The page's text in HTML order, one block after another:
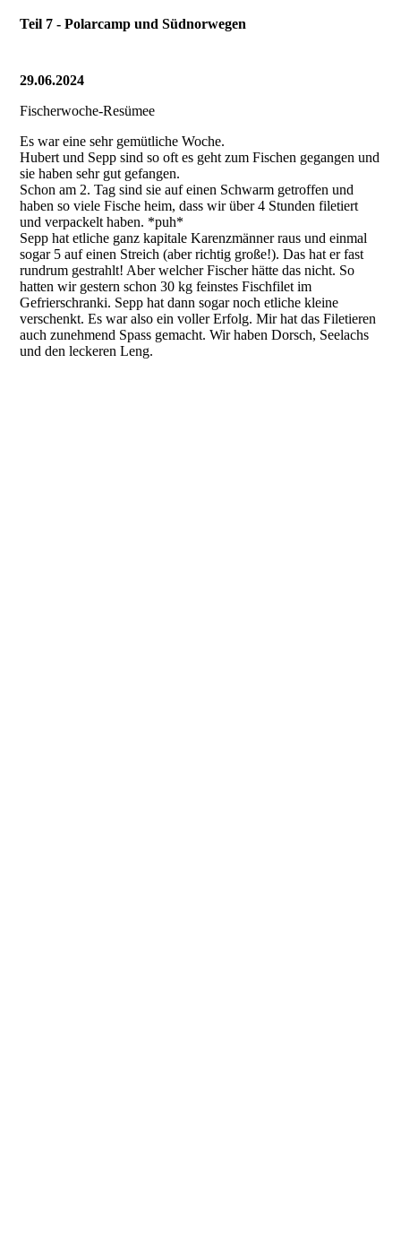
Teil 7 - Polarcamp und Südnorwegen
29.06.2024
Fischerwoche-Resümee
Es war eine sehr gemütliche Woche.
Hubert und Sepp sind so oft es geht zum Fischen gegangen und
sie haben sehr gut gefangen.
Schon am 2. Tag sind sie auf einen Schwarm getroffen und
haben so viele Fische heim, dass wir über 4 Stunden filetiert
und verpackelt haben. *puh*
Sepp hat etliche ganz kapitale Karenzmänner raus und einmal
sogar 5 auf einen Streich (aber richtig große!). Das hat er fast
rundrum gestrahlt! Aber welcher Fischer hätte das nicht. So
hatten wir gestern schon 30 kg feinstes Fischfilet im
Gefrierschranki. Sepp hat dann sogar noch etliche kleine
verschenkt. Es war also ein voller Erfolg. Mir hat das Filetieren
auch zunehmend Spass gemacht. Wir haben Dorsch, Seelachs
und den leckeren Leng.